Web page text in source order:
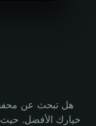
هل تبحث عن